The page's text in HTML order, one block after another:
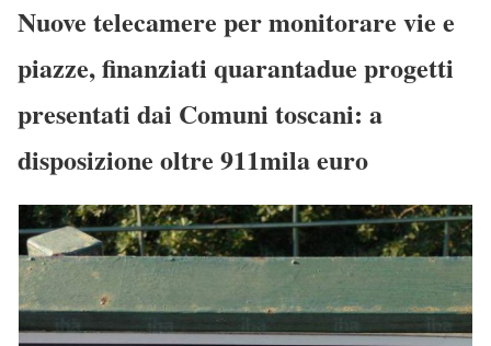
Nuove telecamere per monitorare vie e
piazze, finanziati quarantadue progetti
presentati dai Comuni toscani: a
disposizione oltre 911mila euro